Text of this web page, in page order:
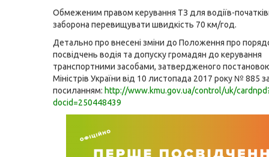
Обмеженим правом керування ТЗ для водіїв-
заборона перевищувати швидкість 70 км/год.
Детально про внесені зміни до Положення про
посвідчень водія та допуску громадян до керування
транспортними засобами, затвердженого
Міністрів України від 10 листопада 2017 року № 885
посиланням: http://www.kmu.gov.ua/control/uk/
docid=250448439